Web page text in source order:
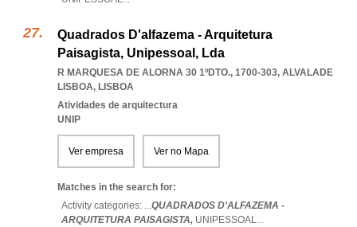
Quadrados D'alfazema - Arquitetura
Paisagista, Unipessoal, Lda
R MARQUESA DE ALORNA 30 1ºDTO., 1700-303, ALVALADE
LISBOA, LISBOA
Atividades de arquitectura
UNIP
Ver empresa Ver no Mapa
Matches in the search for:
Activity categories: ...QUADRADOS D'ALFAZEMA -
ARQUITETURA PAISAGISTA, UNIPESSOAL...